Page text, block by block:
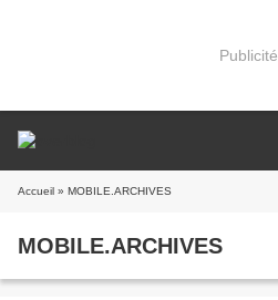
Publicité
Accueil » MOBILE.ARCHIVES
MOBILE.ARCHIVES